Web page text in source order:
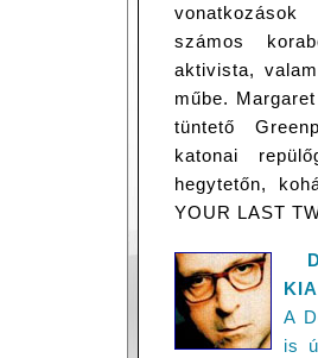
számos
aktivista,
műbe.
tüntető
katonai
hegytetőn,
YOUR LAST
A
is